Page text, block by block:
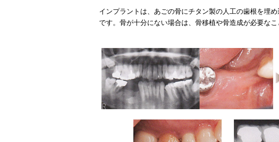
インプラントは、あごの骨にチタン製の人工の歯根を埋
です。骨が十分にない場合は、骨移植や骨造成が必要な